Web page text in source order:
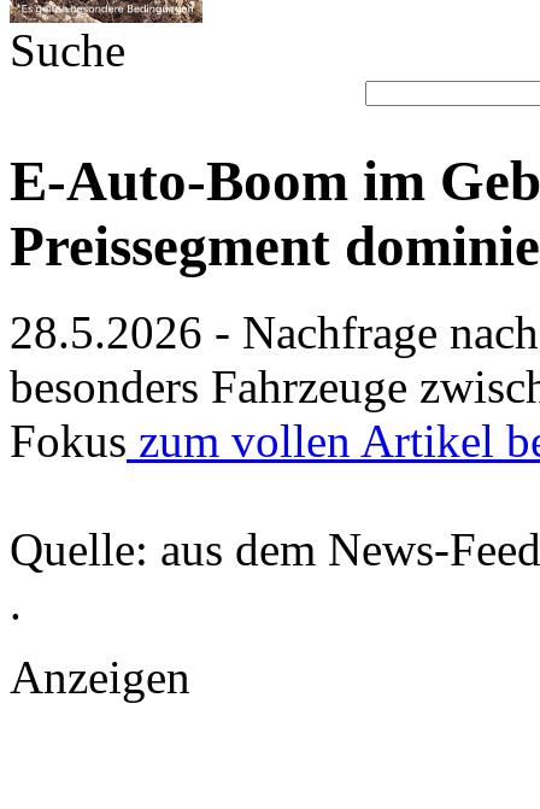
Suche
E-Auto-Boom im
Preissegment
28.5.2026 - Nachfrage
besonders Fahrzeuge
Fokus zum vollen Artikel
Quelle: aus dem News-
.
Anzeigen